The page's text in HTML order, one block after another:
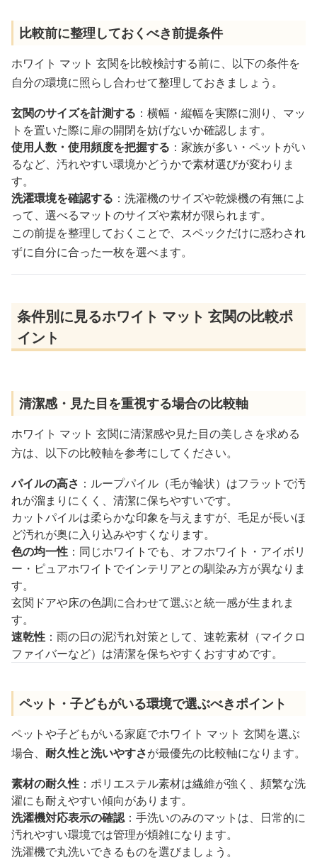
比較前に整理しておくべき前提条件
ホワイト マット 玄関を比較検討する前に、以下の条件を
自分の環境に照らし合わせて整理しておきましょう。
玄関のサイズを計測する ：横幅・縦幅を実際に測り、マッ
トを置いた際に扉の開閉を妨げないか確認します。
使用人数・使用頻度を把握する ：家族が多い・ペットがい
るなど、汚れやすい環境かどうかで素材選びが変わりま
す。
洗濯環境を確認する ：洗濯機のサイズや乾燥機の有無によ
って、選べるマットのサイズや素材が限られます。
この前提を整理しておくことで、スペックだけに惑わされ
ずに自分に合った一枚を選べます。
条件別に見るホワイト マット 玄関の比較ポ
イント
清潔感・見た目を重視する場合の比較軸
ホワイト マット 玄関に清潔感や見た目の美しさを求める
方は、以下の比較軸を参考にしてください。
パイルの高さ ：ループパイル（毛が輪状）はフラットで汚
れが溜まりにくく、清潔に保ちやすいです。
カットパイルは柔らかな印象を与えますが、毛足が長いほ
ど汚れが奥に入り込みやすくなります。
色の均一性 ：同じホワイトでも、オフホワイト・アイボリ
ー・ピュアホワイトでインテリアとの馴染み方が異なりま
す。
玄関ドアや床の色調に合わせて選ぶと統一感が生まれま
す。
速乾性 ：雨の日の泥汚れ対策として、速乾素材（マイクロ
ファイバーなど）は清潔を保ちやすくおすすめです。
ペット・子どもがいる環境で選ぶべきポイント
ペットや子どもがいる家庭でホワイト マット 玄関を選ぶ
場合、 耐久性と洗いやすさが最優先の比較軸になります。
素材の耐久性 ：ポリエステル素材は繊維が強く、頻繁な洗
濯にも耐えやすい傾向があります。
洗濯機対応表示の確認：手洗いのみのマットは、日常的に
汚れやすい環境では管理が煩雑になります。
洗濯機で丸洗いできるものを選びましょう。